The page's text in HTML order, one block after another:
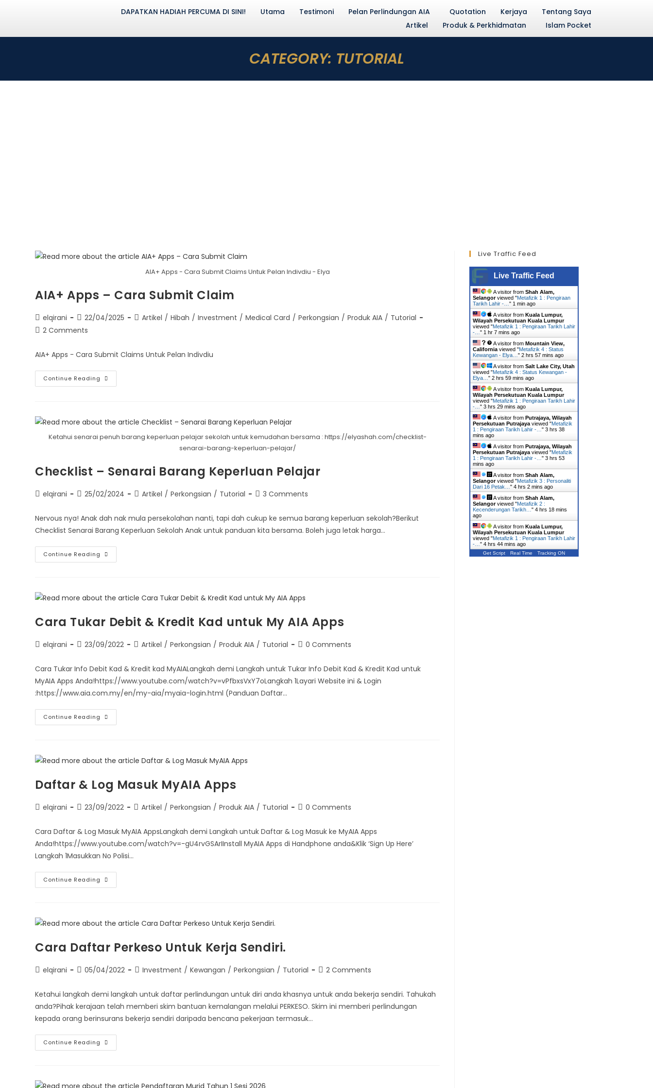
DAPATKAN HADIAH PERCUMA DI SINI! Utama Testimoni Pelan Perlindungan AIA Quotation Kerjaya
Tentang Saya
Artikel
Produk & Perkhidmatan Islam Pocket
CATEGORY: TUTORIAL
AIA+ Apps - Cara Submit Claims Untuk Pelan Indivdiu - Elya
AIA+ Apps – Cara Submit Claim
elqirani 22/04/2025 Artikel / Hibah / Investment / Medical Card / Perkongsian / Produk AIA / Tutorial
2 Comments
AIA+ Apps - Cara Submit Claims Untuk Pelan Indivdiu
Continue Reading
Ketahui senarai penuh barang keperluan pelajar sekolah untuk kemudahan bersama : https://elyashah.com/checklist-
senarai-barang-keperluan-pelajar/
Checklist – Senarai Barang Keperluan Pelajar
elqirani 25/02/2024 Artikel / Perkongsian / Tutorial 3 Comments
Nervous nya! Anak dah nak mula persekolahan nanti, tapi dah cukup ke semua barang keperluan sekolah?Berikut
Checklist Senarai Barang Keperluan Sekolah Anak untuk panduan kita bersama. Boleh juga letak harga…
Continue Reading
Cara Tukar Debit & Kredit Kad untuk My AIA Apps
elqirani 23/09/2022 Artikel / Perkongsian / Produk AIA / Tutorial 0 Comments
Cara Tukar Info Debit Kad & Kredit kad MyAIALangkah demi Langkah untuk Tukar Info Debit Kad & Kredit Kad untuk
MyAIA Apps Anda!https://www.youtube.com/watch?v=vPfbxsVxY7oLangkah 1Layari Website ini & Login
:https://www.aia.com.my/en/my-aia/myaia-login.html (Panduan Daftar…
Continue Reading
Daftar & Log Masuk MyAIA Apps
elqirani 23/09/2022 Artikel / Perkongsian / Produk AIA / Tutorial 0 Comments
Cara Daftar & Log Masuk MyAIA AppsLangkah demi Langkah untuk Daftar & Log Masuk ke MyAIA Apps
Anda!https://www.youtube.com/watch?v=-gU4rvGSArIInstall MyAIA Apps di Handphone anda&Klik ‘Sign Up Here’
Langkah 1Masukkan No Polisi…
Continue Reading
Cara Daftar Perkeso Untuk Kerja Sendiri.
elqirani 05/04/2022 Investment / Kewangan / Perkongsian / Tutorial 2 Comments
Ketahui langkah demi langkah untuk daftar perlindungan untuk diri anda khasnya untuk anda bekerja sendiri. Tahukah
anda?Pihak kerajaan telah memberi skim bantuan kemalangan melalui PERKESO. Skim ini memberi perlindungan
kepada orang berinsurans bekerja sendiri daripada bencana pekerjaan termasuk…
Continue Reading
Live Traffic Feed
Live Traffic Feed
A visitor from Shah Alam,
Selangorviewed "Metafizik 1 : Pengiraan
Tarikh Lahir -… " 1 min ago
A visitor from Kuala Lumpur,
Wilayah Persekutuan Kuala Lumpur
viewed "Metafizik 1 : Pengiraan Tarikh Lahir
-… " 1 hr 7 mins ago
A visitor from Mountain View,
California viewed "Metafizik 4 : Status
Kewangan - Elya… " 2 hrs 57 mins ago
A visitor from Salt Lake City, Utah
viewed "Metafizik 4 : Status Kewangan -
Elya… " 2 hrs 59 mins ago
A visitor from Kuala Lumpur,
Wilayah Persekutuan Kuala Lumpur
viewed "Metafizik 1 : Pengiraan Tarikh Lahir
-… " 3 hrs 29 mins ago
A visitor from Putrajaya, Wilayah
Persekutuan Putrajaya viewed "Metafizik
1 : Pengiraan Tarikh Lahir -… " 3 hrs 38
mins ago
A visitor from Putrajaya, Wilayah
Persekutuan Putrajaya viewed "Metafizik
1 : Pengiraan Tarikh Lahir -… " 3 hrs 53
mins ago
A visitor from Shah Alam,
Selangorviewed "Metafizik 3 : Personaliti
Dari 16 Petak… " 4 hrs 2 mins ago
A visitor from Shah Alam,
Selangorviewed "Metafizik 2 :
Kecenderungan Tarikh… " 4 hrs 18 mins
ago
A visitor from Kuala Lumpur,
Wilayah Persekutuan Kuala Lumpur
viewed "Metafizik 1 : Pengiraan Tarikh Lahir
-… " 4 hrs 44 mins ago
Get Script Real Time Tracking ON